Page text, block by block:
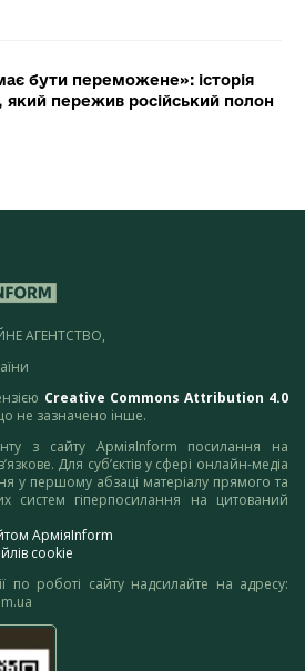
бути переможене»: історія
який пережив російський полон
АГЕНТСТВО,
Creative Commons Attribution 4.0
не зазначено інше.
з сайту АрміяInform посилання на
Для суб’єктів у сфері онлайн-медіа
у першому абзаці матеріалу прямого та
систем гіперпосилання на цитований
АрміяInform
cookie
по роботі сайту надсилайте на адресу: